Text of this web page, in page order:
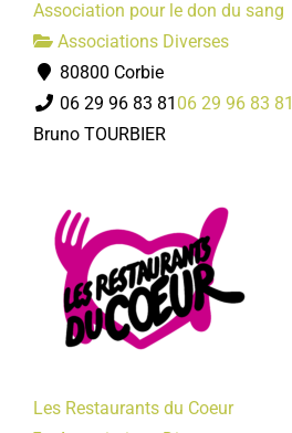
Association pour le don du sang
Associations Diverses
80800 Corbie
06 29 96 83 81 06 29 96 83 81
Bruno TOURBIER
Les Restaurants du Coeur